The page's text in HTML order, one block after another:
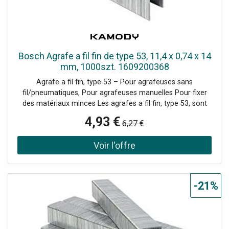
luminaire aux besoins de la zone : ambiance plus
chaleureuse en 3000K pour les espaces piétons ou
circulation. Avec un ULOR limité à 2,3 %, il...
Bosch Agrafe a fil fin de type 53, 11,4 x 0,74 x 14
mm, 1000szt. 1609200368
Agrafe a fil fin, type 53 – Pour agrafeuses sans
fil/pneumatiques, Pour agrafeuses manuelles Pour fixer
des matériaux minces Les agrafes a fil fin, type 53, sont
et professionnelles. Conçues pour les travaux dans de
nombreux matériaux minces tels que le textile, le carton,
les cagettes et les treillis Pour fixer des matériaux minces
Pour fixer des matériaux minces Les agrafes a fil fin
Arrow, Black+Decker, Bosch, Esco, kwb, Maestri, Mekano,
Metabo, Neckermann/Bullcraft, Novus, Outifrance,
Piranha, Rocagraf, Stanley, Skil, Wolfcraft>
4,93 € 6,27 €
-21%